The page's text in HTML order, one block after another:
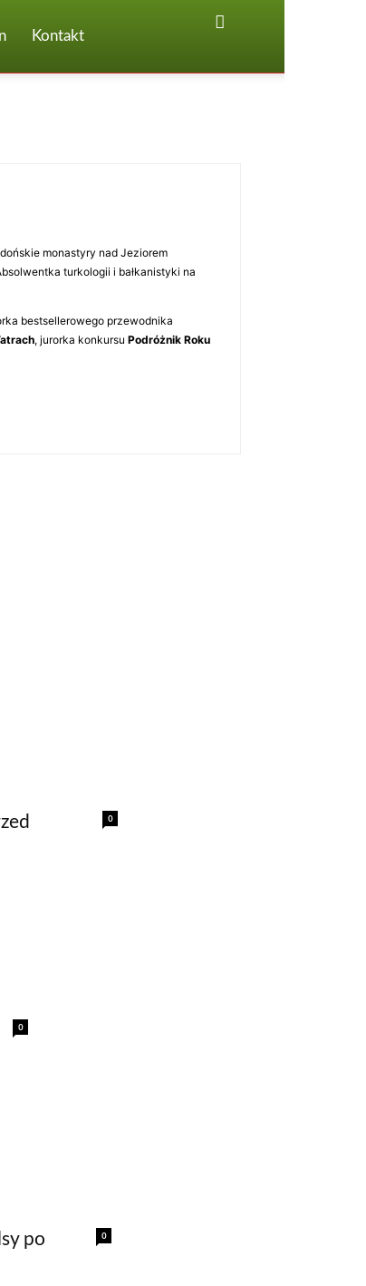
Kontakt
monastyry nad Jeziorem
turkologii i bałkanistyki na
bestsellerowego przewodnika
, jurorka konkursu Podróżnik Roku
0
0
0
po